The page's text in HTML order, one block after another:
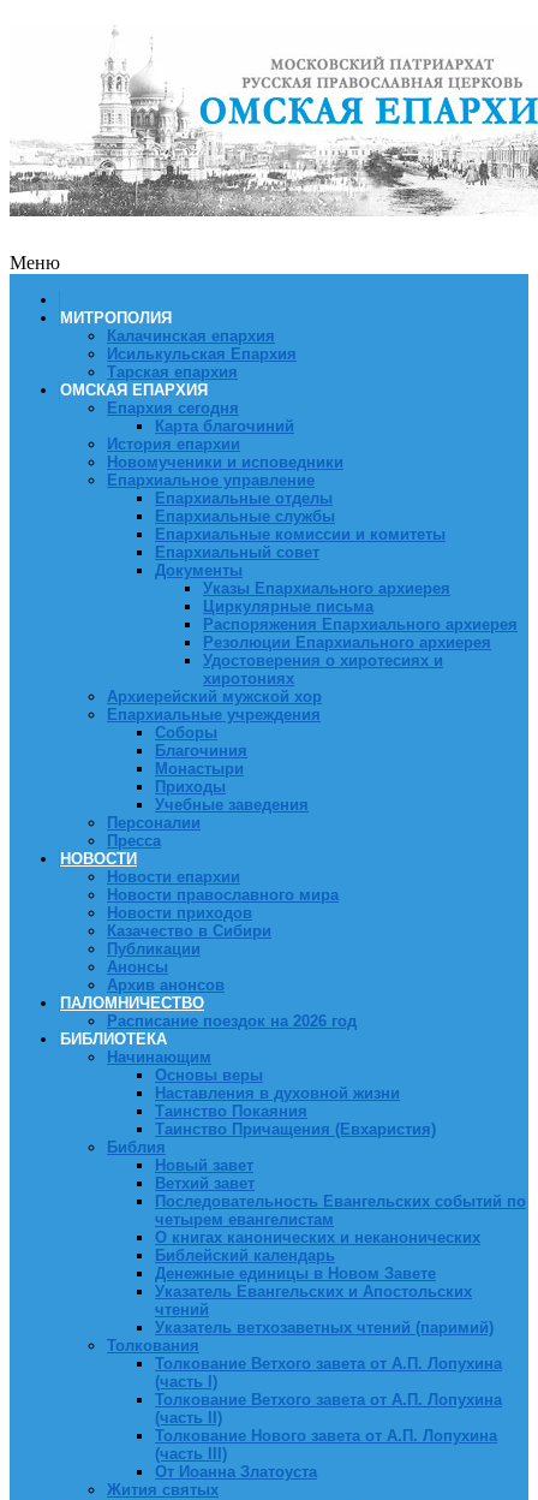
Меню
МИТРОПОЛИЯ
Калачинская епархия
Исилькульская Епархия
Тарская епархия
ОМСКАЯ ЕПАРХИЯ
Епархия сегодня
Карта благочиний
История епархии
Новомученики и исповедники
Епархиальное управление
Епархиальные отделы
Епархиальные службы
Епархиальные комиссии и комитеты
Епархиальный совет
Документы
Указы Епархиального архиерея
Циркулярные письма
Распоряжения Епархиального архиерея
Резолюции Епархиального архиерея
Удостоверения о хиротесиях и
хиротониях
Архиерейский мужской хор
Епархиальные учреждения
Соборы
Благочиния
Монастыри
Приходы
Учебные заведения
Персоналии
Пресса
НОВОСТИ
Новости епархии
Новости православного мира
Новости приходов
Казачество в Сибири
Публикации
Анонсы
Архив анонсов
ПАЛОМНИЧЕСТВО
Расписание поездок на 2026 год
БИБЛИОТЕКА
Начинающим
Основы веры
Наставления в духовной жизни
Таинство Покаяния
Таинство Причащения (Евхаристия)
Библия
Новый завет
Ветхий завет
Последовательность Евангельских событий по
четырем евангелистам
О книгах канонических и неканонических
Библейский календарь
Денежные единицы в Новом Завете
Указатель Евангельских и Апостольских
чтений
Указатель ветхозаветных чтений (паримий)
Толкования
Толкование Ветхого завета от А.П. Лопухина
(часть I)
Толкование Ветхого завета от А.П. Лопухина
(часть II)
Толкование Нового завета от А.П. Лопухина
(часть III)
От Иоанна Златоуста
Жития святых